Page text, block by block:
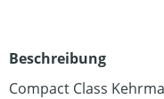
Beschreibung
Compact Class